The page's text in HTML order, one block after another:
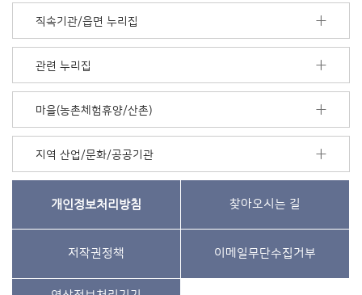
직속기관/읍면 누리집
관련 누리집
마을(농촌체험휴양/산촌)
지역 산업/문화/공공기관
개인정보처리방침 찾아오시는 길
저작권정책 이메일무단수집거부